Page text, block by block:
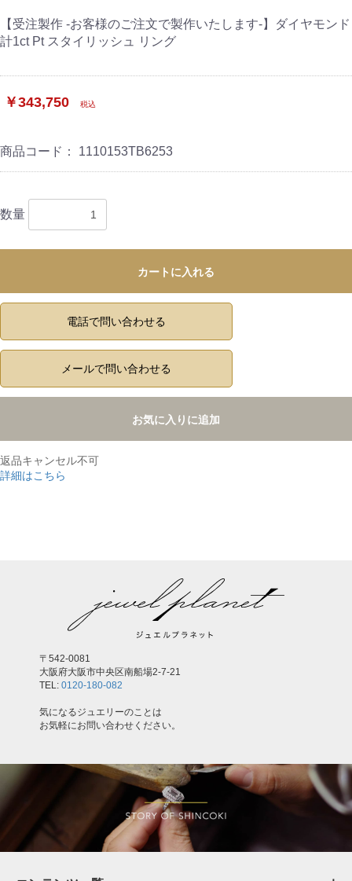
【受注製作 -お客様のご注文で製作いたします-】ダイヤモンド
計1ct Pt スタイリッシュ リング
￥343,750 税込
商品コード： 1110153TB6253
数量
カートに入れる
電話で問い合わせる
メールで問い合わせる
お気に入りに追加
返品キャンセル不可
詳細はこちら
〒542-0081
大阪府大阪市中央区南船場2-7-21
TEL: 0120-180-082
気になるジュエリーのことは
お気軽にお問い合わせください。